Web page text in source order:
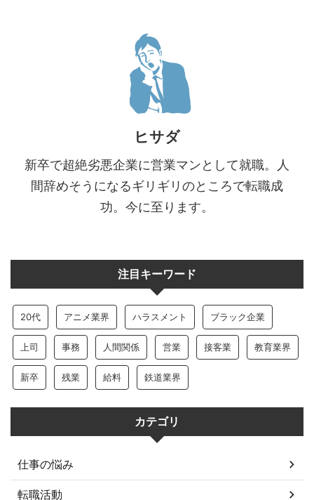
ヒサダ
新卒で超絶劣悪企業に営業マンとして就職。人
間辞めそうになるギリギリのところで転職成
功。今に至ります。
注目キーワード
20代 アニメ業界 ハラスメント ブラック企業
上司 事務 人間関係 営業 接客業 教育業界
新卒 残業 給料 鉄道業界
カテゴリ
仕事の悩み
転職活動